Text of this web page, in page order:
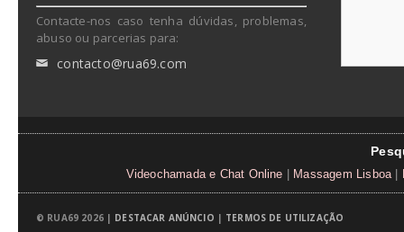
Contacte-nos caso tenha dúvidas, problemas,
abuso ou parcerias para:
✉ contacto@rua69.com
Videochamada e Chat Online Massagem Lisboa
© RUA69 2026 | DESTACAR ANÚNCIO | TERMOS DE UTILIZAÇÃO